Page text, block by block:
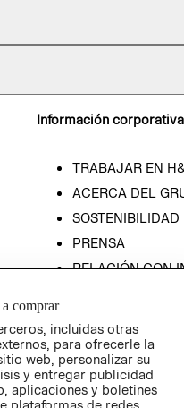
Información corporativa
TRABAJAR EN
ACERCA DEL
SOSTENIBILIDAD
PRENSA
RELACIÓN CON
POLÍTICA
comprar
incluidas otras
para ofrecerle la
web, personalizar su
y entregar publicidad
aplicaciones y boletines
plataformas de redes